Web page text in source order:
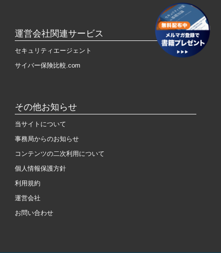
運営会社関連サービス
セキュリティエージェント
サイバー保険比較.com
その他お知らせ
当サイトについて
事務局からのお知らせ
コンテンツの二次利用について
個人情報保護方針
利用規約
運営会社
お問い合わせ